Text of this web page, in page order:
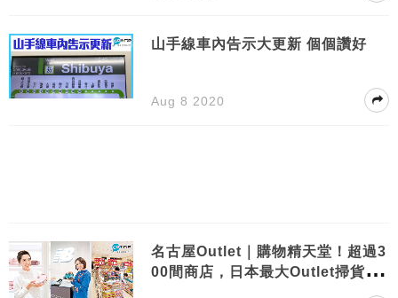
山手線車內告示大更新 個個讚好
Aug 8 2020
名古屋Outlet｜購物精天堂！超過3
00間商店，日本最大Outlet掃貨攻